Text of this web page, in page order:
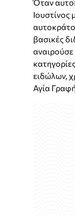
Όταν
βασικές
αναιρούσε
ειδώλων,
Αγία Γραφή.